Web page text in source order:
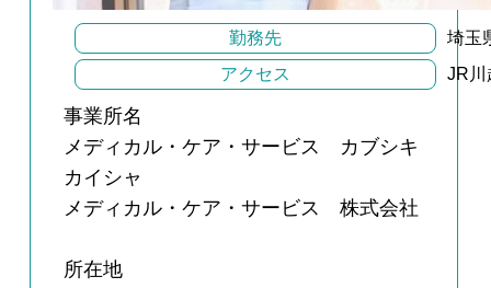
勤務先
埼玉
アクセス
JR川
事業所名
メディカル・ケア・サービス カブシキ
カイシャ
メディカル・ケア・サービス 株式会社
所在地